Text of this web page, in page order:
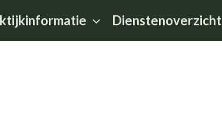
Dienstenoverzicht